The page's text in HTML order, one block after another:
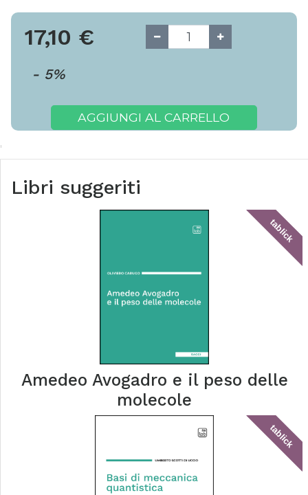
17,10 €
- 5%
AGGIUNGI AL CARRELLO
Libri suggeriti
tablick
Amedeo Avogadro e il peso delle
molecole
tablick